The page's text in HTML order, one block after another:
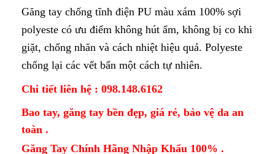
Găng tay chống tĩnh điện PU màu xám 100% sợi
polyeste có ưu điểm không hút ẩm, không bị co khi
giặt, chống nhăn và cách nhiệt hiệu quả. Polyeste
chống lại các vết bẩn một cách tự nhiên.
Chi tiết liên hệ : 098.148.6162
Bao tay, găng tay bền đẹp, giá rẻ, bảo vệ da an
toàn .
Găng Tay Chính Hãng Nhập Khẩu 100% .